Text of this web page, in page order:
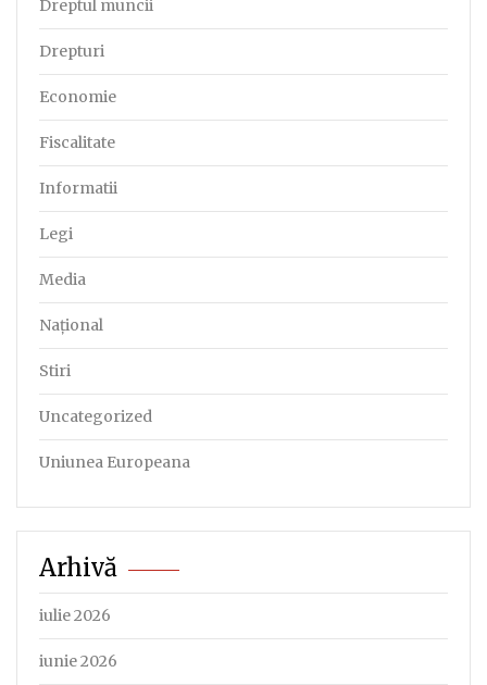
Dreptul muncii
Drepturi
Economie
Fiscalitate
Informatii
Legi
Media
Național
Stiri
Uncategorized
Uniunea Europeana
Arhivă
iulie 2026
iunie 2026